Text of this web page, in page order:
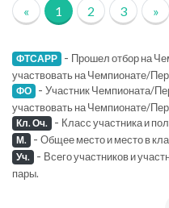
« 1 2 3 »
ФТСАРР - Прошел отбор на
участвовать на Чемпионате/
ФО - Участник Чемпионата/
участвовать на Чемпионате/
Кл. Оч. - Класс участника и
М. - Общее место и место в
Уч. - Всего участников и
пары.